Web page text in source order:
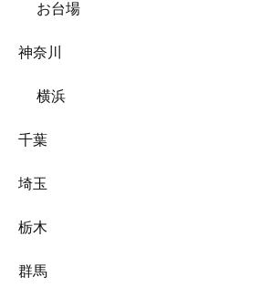
お台場
神奈川
横浜
千葉
埼玉
栃木
群馬